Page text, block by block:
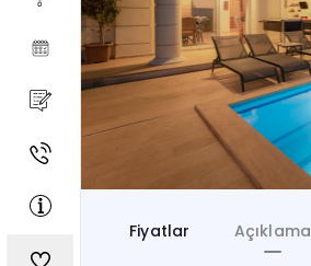
Fiyatlar
Açıklama